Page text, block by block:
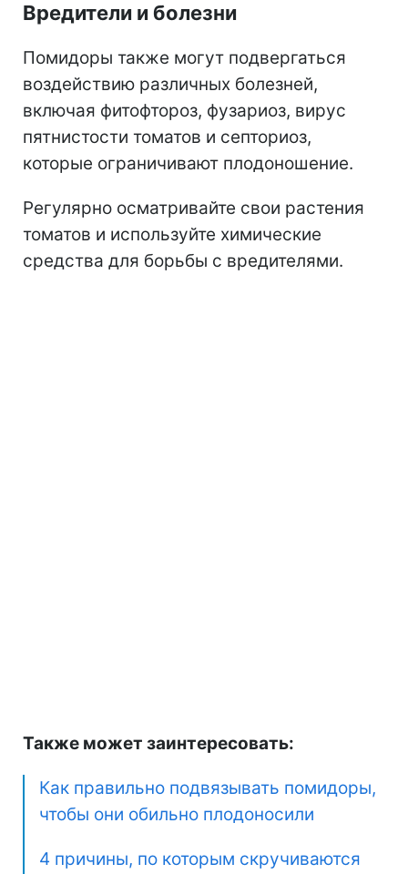
Вредители и болезни
Помидоры также могут подвергаться
воздействию различных болезней,
включая фитофтороз, фузариоз, вирус
пятнистости томатов и септориоз,
которые ограничивают плодоношение.
Регулярно осматривайте свои растения
томатов и используйте химические
средства для борьбы с вредителями.
Также может заинтересовать:
Как правильно подвязывать помидоры,
чтобы они обильно плодоносили
4 причины, по которым скручиваются